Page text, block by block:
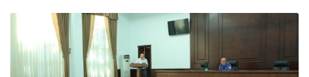
иштирокида кўриб чиқилди.